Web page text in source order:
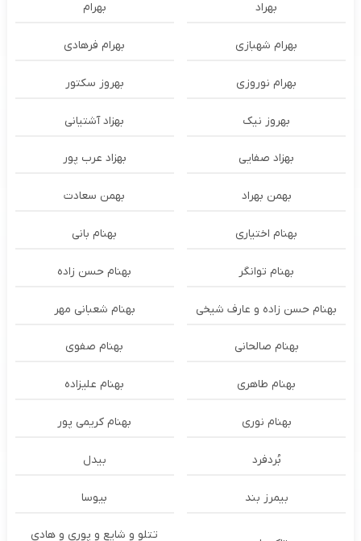
بهراد بهرام
بهرام شهبازی بهرام فرهادی
بهرام نوروزی بهروز سکتور
بهروز نیک بهزاد آشتیانی
بهزاد صفایی بهزاد عرب پور
بهمن بهراد بهمن سعادت
بهنام اختیاری بهنام بانی
بهنام توانگر بهنام حسن زاده
بهنام حسن زاده و عارف شیخی بهنام شعبانی مهر
بهنام صالحانی بهنام صفوی
بهنام طاهری بهنام علیزاده
بهنام نوری بهنام کریمی پور
بُردفرد بیدل
بیمرز بند بیوسا
تتلو و شایع و پوری و هادی